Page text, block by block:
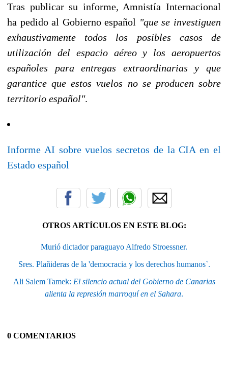
Tras publicar su informe, Amnistía Internacional
ha pedido al Gobierno español "que se investiguen
exhaustivamente todos los posibles casos de
utilización del espacio aéreo y los aeropuertos
españoles para entregas extraordinarias y que
garantice que estos vuelos no se producen sobre
territorio español".
Informe AI sobre vuelos secretos de la CIA en el
Estado español
OTROS ARTÍCULOS EN ESTE BLOG:
Murió dictador paraguayo Alfredo Stroessner.
Sres. Plañideras de la 'democracia y los derechos humanos`.
Ali Salem Tamek: El silencio actual del Gobierno de Canarias
alienta la represión marroquí en el Sahara.
0 COMENTARIOS